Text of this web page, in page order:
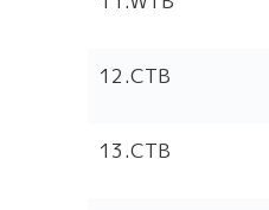
12.CTB
13.CTB